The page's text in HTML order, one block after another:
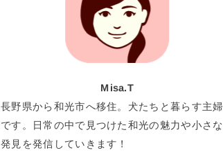
Misa.T
長野県から和光市へ移住。犬たちと暮らす主婦
です。日常の中で見つけた和光の魅力や小さな
発見を発信していきます！